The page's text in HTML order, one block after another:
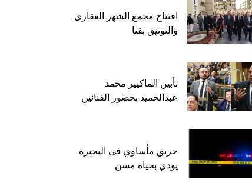
افتتاح مجمع الشهر العقاري
والتوثيق بقنا
تأبين الماكيير محمد
عبدالحميد بحضور الفنانين
حريق مأساوي في البحيرة
يودي بحياة مسن